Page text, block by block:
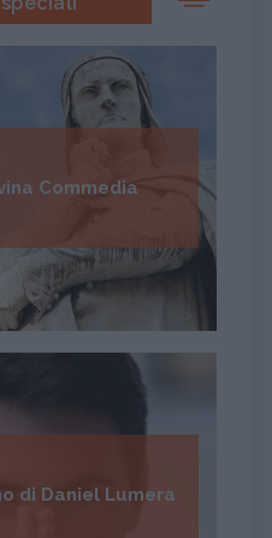
Commedia
di Daniel Lumera